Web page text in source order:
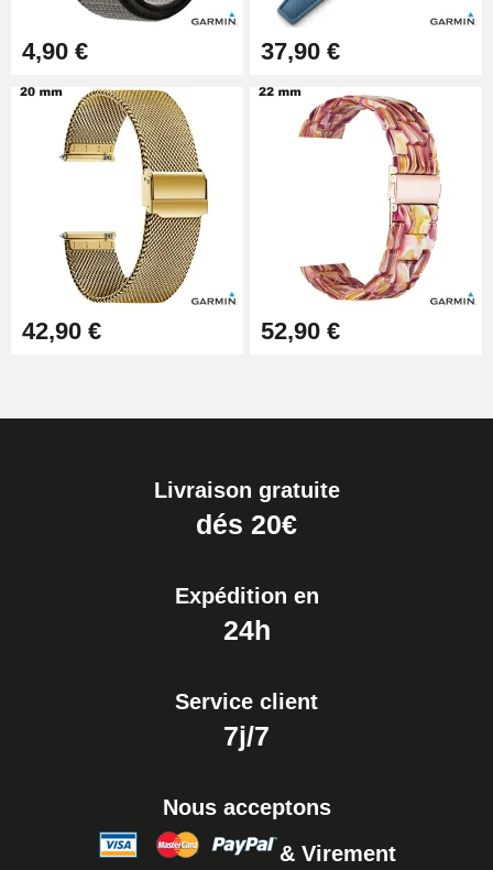
4,90 € 37,90 €
42,90 € 52,90 €
Livraison gratuite
dés 20€
Expédition en
24h
Service client
7j/7
Nous acceptons
& Virement